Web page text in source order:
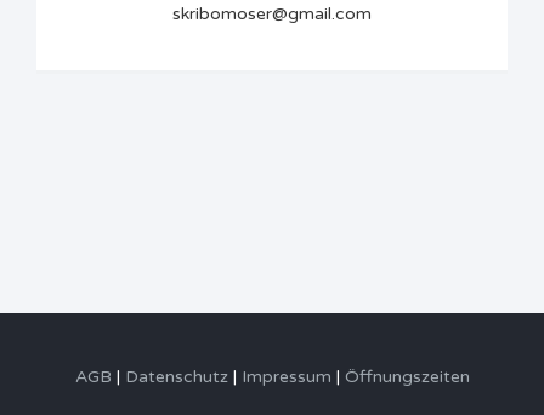
skribomoser@gmail.com
AGB Datenschutz Impressum Öffnungszeiten